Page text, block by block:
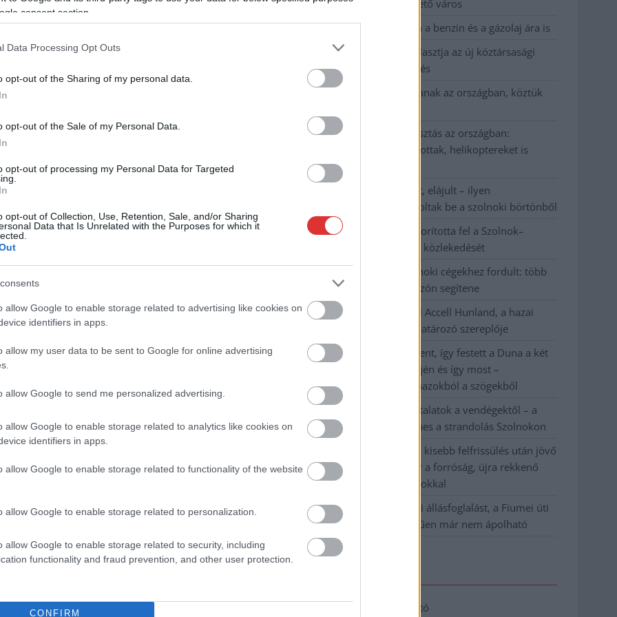
consent section.
Data Processing Opt Outs
opt-out of the Sharing of my personal data.
opt-out of the Sale of my Personal Data.
opt-out of processing my Personal Data for Targeted
opt-out of Collection, Use, Retention, Sale, and/or Sharing
Data that Is Unrelated with the Purposes for which it
allow Google to enable storage related to advertising like cookies on
identifiers in apps.
allow my user data to be sent to Google for online advertising
allow Google to send me personalized advertising.
allow Google to enable storage related to analytics like cookies on
identifiers in apps.
allow Google to enable storage related to functionality of the website
allow Google to enable storage related to personalization.
allow Google to enable storage related to security, including
functionality and fraud prevention, and other user protection.
CONFIRM
,milliárdos,Szalay Ferenc,Szolnok,vasúti
az
pedig egy
adatokat
több
átírták...
Csendélet 5.0: alig
buszmegálló mutatja, hogy
gondolnánk, hogy az egyik
járunk, de...
Szolnok mennyire élhető város
Pénteken újra csökken a benzin és a gázolaj ára is
Napokon belül megválasztja az új köztársasági
elnököt az Országgyűlés
Kiterjedt tüzek pusztítanak az országban, köztük
Harmadfokú hőségriasztás az országban:
Szolnokon klímát javítottak, helikoptereket is
bevetettek a tüzeknél
A zárkában rosszul lett, elájult – ilyen
körülményekről számoltak be a szolnoki börtönből
Váratlan fennakadás borította fel a Szolnok–
Kecskemét vasútvonal közlekedését
A polgármester a szolnoki cégekhez fordult: több
száz elbocsátott dolgozón segítene
Csődbe ment a tószegi Accell Hunland, a hazai
kerékpárgyártás meghatározó szereplője
Egyszer fent, egyszer lent, így festett a Duna a két
évvel ezelőtti árvíz idején és így most –
fotógyűjtemény ugyanazokból a szögekből
Ilyenek eddig a tapasztalatok a vendégektől – a
hőhullám miatt ingyenes a strandolás Szolnokon
Nem biztató: a hétvégi kisebb felfrissülés után jövő
héten megint visszatér a forróság, újra rekkenő
hőség jön, akár 38 fokokkal
Közzétették a szakértői állásfoglalást, a Fiumei úti
fák többsége szakszerűen már nem ápolható
Adatkezelési tájékoztató